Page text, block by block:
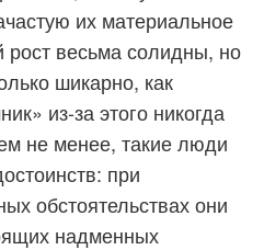
их материальное
рост весьма солидны, но
шикарно, как
из-за этого никогда
не менее, такие люди
при
обстоятельствах они
надменных